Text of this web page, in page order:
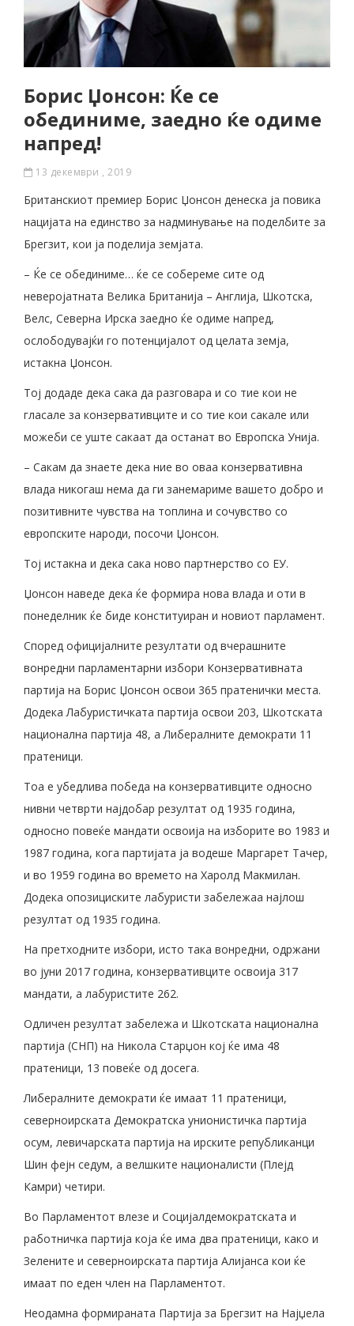
Борис Џонсон: Ќе се
обединиме, заедно ќе одиме
напред!
13 декември , 2019
Британскиот премиер Борис Џонсон денеска ја повика
нацијата на единство за надминување на поделбите за
Брегзит, кои ја поделија земјата.
– Ќе се обединиме… ќе се собереме сите од
неверојатната Велика Британија – Англија, Шкотска,
Велс, Северна Ирска заедно ќе одиме напред,
ослободувајќи го потенцијалот од целата земја,
истакна Џонсон.
Тој додаде дека сака да разговара и со тие кои не
гласале за конзервативците и со тие кои сакале или
можеби се уште сакаат да останат во Европска Унија.
– Сакам да знаете дека ние во оваа конзервативна
влада никогаш нема да ги занемариме вашето добро и
позитивните чувства на топлина и сочувство со
европските народи, посочи Џонсон.
Тој истакна и дека сака ново партнерство со ЕУ.
Џонсон наведе дека ќе формира нова влада и оти в
понеделник ќе биде конституиран и новиот парламент.
Според официјалните резултати од вчерашните
вонредни парламентарни избори Конзервативната
партија на Борис Џонсон освои 365 пратенички места.
Додека Лабуристичката партија освои 203, Шкотската
национална партија 48, а Либералните демократи 11
пратеници.
Тоа е убедлива победа на конзервативците односно
нивни четврти најдобар резултат од 1935 година,
односно повеќе мандати освоија на изборите во 1983 и
1987 година, кога партијата ја водеше Маргарет Тачер,
и во 1959 година во времето на Харолд Макмилан.
Додека опозициските лабуристи забележаа најлош
резултат од 1935 година.
На претходните избори, исто така вонредни, одржани
во јуни 2017 година, конзервативците освоија 317
мандати, а лабуристите 262.
Одличен резултат забележа и Шкотската национална
партија (СНП) на Никола Старџон кој ќе има 48
пратеници, 13 повеќе од досега.
Либералните демократи ќе имаат 11 пратеници,
северноирската Демократска унионистичка партија
осум, левичарската партија на ирските републиканци
Шин фејн седум, а велшките националисти (Плејд
Камри) четири.
Во Парламентот влезе и Социјалдемократската и
работничка партија која ќе има два пратеници, како и
Зелените и северноирската партија Алијанса кои ќе
имаат по еден член на Парламентот.
Неодамна формираната Партија за Брегзит на Најџела